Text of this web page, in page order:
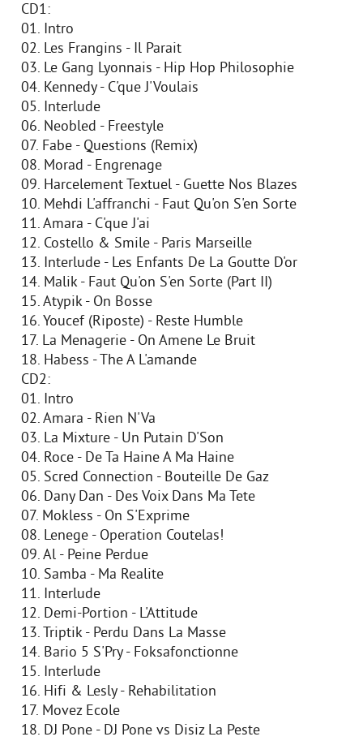
CD1:
01. Intro
02. Les Frangins - Il Parait
03. Le Gang Lyonnais - Hip Hop Philosophie
04. Kennedy - C'que J'Voulais
05. Interlude
06. Neobled - Freestyle
07. Fabe - Questions (Remix)
08. Morad - Engrenage
09. Harcelement Textuel - Guette Nos Blazes
10. Mehdi L'affranchi - Faut Qu'on S'en Sorte
11. Amara - C'que J'ai
12. Costello & Smile - Paris Marseille
13. Interlude - Les Enfants De La Goutte D'or
14. Malik - Faut Qu'on S'en Sorte (Part II)
15. Atypik - On Bosse
16. Youcef (Riposte) - Reste Humble
17. La Menagerie - On Amene Le Bruit
18. Habess - The A L'amande
CD2:
01. Intro
02. Amara - Rien N'Va
03. La Mixture - Un Putain D'Son
04. Roce - De Ta Haine A Ma Haine
05. Scred Connection - Bouteille De Gaz
06. Dany Dan - Des Voix Dans Ma Tete
07. Mokless - On S'Exprime
08. Lenege - Operation Coutelas!
09. Al - Peine Perdue
10. Samba - Ma Realite
11. Interlude
12. Demi-Portion - L'Attitude
13. Triptik - Perdu Dans La Masse
14. Bario 5 S'Pry - Foksafonctionne
15. Interlude
16. Hifi & Lesly - Rehabilitation
17. Movez Ecole
18. DJ Pone - DJ Pone vs Disiz La Peste